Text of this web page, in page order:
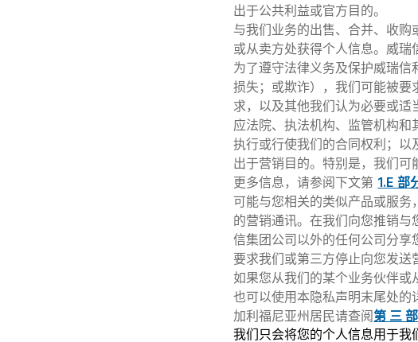
出于公共利益或官方目的。
与我们业务的出售、合并、收购
或从卖方处获得个人信息。威瑞
为了遵守法律义务及保护威瑞
损失；或欺诈），我们可能被
求，以及其他我们认为必要或
应法院、执法机构、监管机构
执行或行使我们的合同权利；以
出于营销目的。特别是，我们
更多信息，请参阅下文第 1.E 部
可能与您相关的类似产品或服
的营销通讯。在我们向您推销
信集团公司以外的任何公司分
要求我们或第三方停止向您发送
如果您从我们的某个业务伙伴
也可以使用本隐私声明末尾处的
加利福尼亚州居民请查阅第 三
我们只会将您的个人信息用于